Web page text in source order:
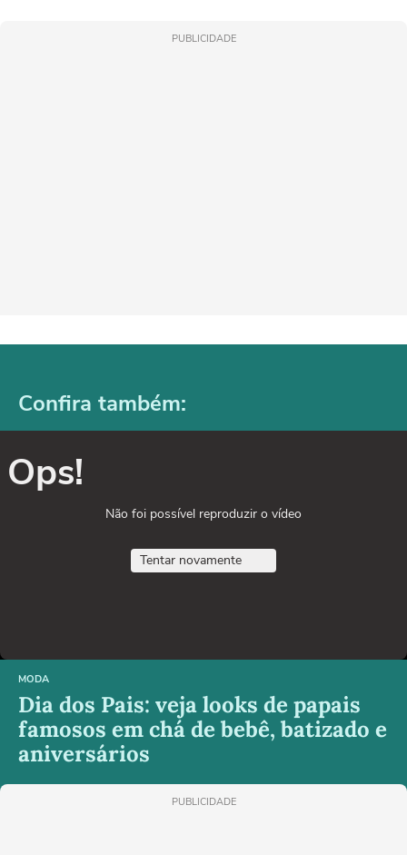
PUBLICIDADE
Confira também:
Ops!
Não foi possível reproduzir o vídeo
Tentar novamente
MODA
Dia dos Pais: veja looks de papais
famosos em chá de bebê, batizado e
aniversários
PUBLICIDADE